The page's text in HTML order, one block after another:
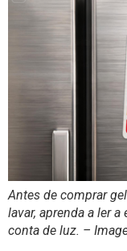
Antes de comprar
lavar, aprenda a ler
conta de luz. –